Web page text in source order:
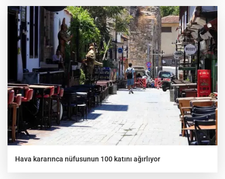
Hava kararınca nüfusunun 100 katını ağırlıyor